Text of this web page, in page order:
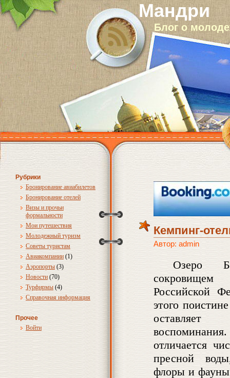
Мандри
Блог о
Рубрики
Бронирование авиабилетов
Бронирование отелей
Визы и прочьи
формальности
Мои путешествия
Молодежный туризм
Советы туристам
Авиакомпании (1)
Аэропорты (3)
Новости (70)
Турфирмы (4)
Справочная информация
Прочее
Войти
Кемпинг-
Автор: admin
Озеро
Российской
этого
оставляет
отличается
пресной
флоры и